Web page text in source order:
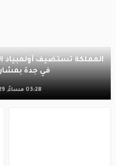
في جدة بمشاركة 19
03:28 مساءً, 29 Jul 2026